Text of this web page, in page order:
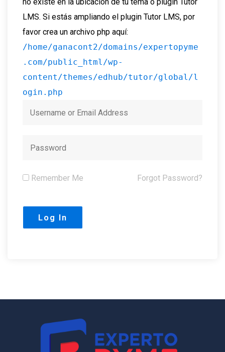
LMS. Si estás ampliando el plugin Tutor LMS, por
favor crea un archivo php aquí:
/home/ganacont2/domains/expertopyme
.com/public_html/wp-
content/themes/edhub/tutor/global/l
ogin.php
Remember Me Forgot Password?